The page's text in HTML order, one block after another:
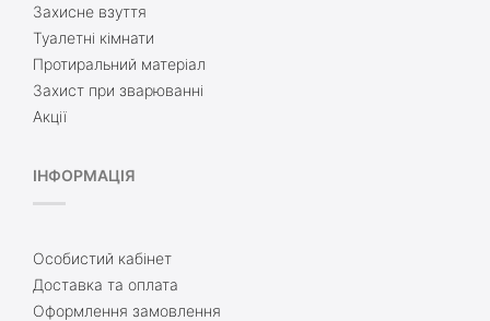
Захисне взуття
Туалетні кімнати
Протиральний матеріал
Захист при зварюванні
Акції
ІНФОРМАЦІЯ
Особистий кабінет
Доставка та оплата
Оформлення замовлення